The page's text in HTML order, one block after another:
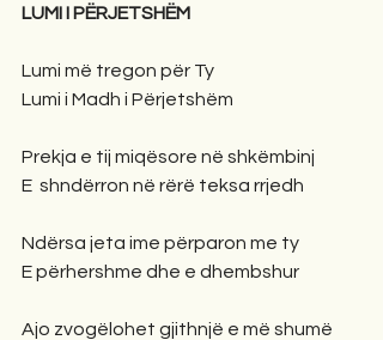
LUMI I PËRJETSHËM
Lumi më tregon për Ty
Lumi i Madh i Përjetshëm
Prekja e tij miqësore në shkëmbinj
E  shndërron në rërë teksa rrjedh
Ndërsa jeta ime përparon me ty
E përhershme dhe e dhembshur
Ajo zvogëlohet gjithnjë e më shumë